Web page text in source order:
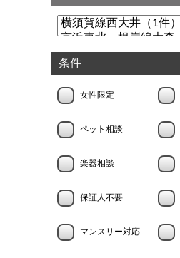
条件
女性限定
ペット相談
楽器相談
保証人不要
マンスリー対応